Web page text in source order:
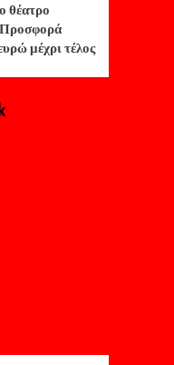
θέατρο
μέχρι τέλος